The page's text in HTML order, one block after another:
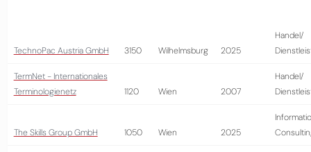
TechnoPac Austria GmbH 3150 Wilhelmsburg 2025
Handel/
TermNet - Internationales
Terminologienetz
1120 Wien 2007
Handel/
The Skills Group GmbH 1050 Wien 2025